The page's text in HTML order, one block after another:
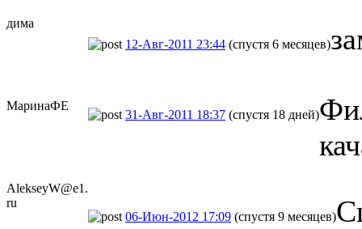
дима
12-Авг-2011 23:44 (спустя 6 месяцев)
МаринаФЕ
31-Авг-2011 18:37 (спустя 18 дней)
AlekseyW@e1.
ru
06-Июн-2012 17:09 (спустя 9 месяцев)